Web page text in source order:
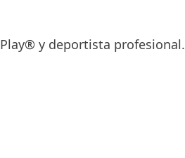
y deportista profesional.